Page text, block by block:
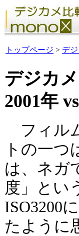
トップページ > デ
デジカ
2001年
フィル
トの一
は、ネガ
度」とい
ISO3200
たように